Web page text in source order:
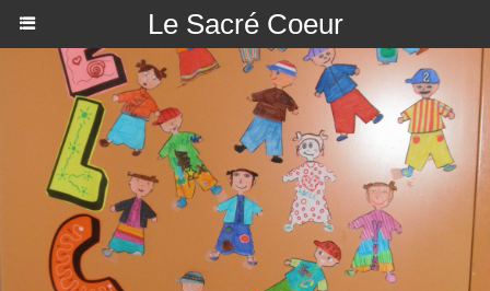
Le Sacré Coeur